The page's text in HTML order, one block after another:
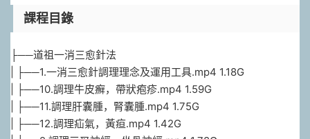
課程目錄
├──道祖一消三愈針法
| ├──1.一消三愈針調理理念及運用工具.mp4 1.18G
| ├──10.調理牛皮癬，帶狀疱疹.mp4 1.59G
| ├──11.調理肝囊腫，腎囊腫.mp4 1.75G
| ├──12.調理疝氣，黃疸.mp4 1.42G